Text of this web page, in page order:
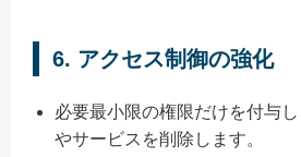
6. アクセス制御の強化
必要最小限の権限だけを付与
やサービスを削除します。